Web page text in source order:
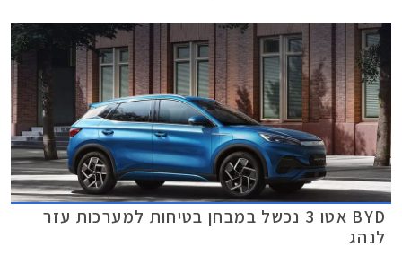
BYD אטו 3 נכשל במבחן בטיחות למערכות עזר
לנהג